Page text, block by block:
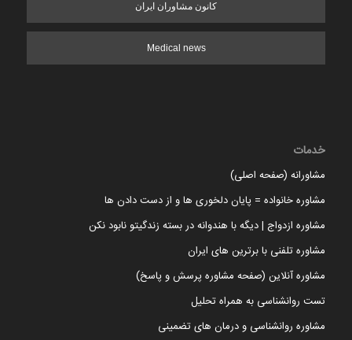
کانون مشاوران ایران
Medical news
خدمات
مشاورانه (صفحه اصلی)
مشاوره خانواده = پایان دلخوری ها و از دست دادن ها
مشاوره ازدواج | دیگه با هندوانه در بسته زندگیتو نابود نکن
مشاوره تلفنی با برترین های ایران
مشاوره آنلاین (صفحه مشاوره پرسش و پاسخ)
تست روانشناسی به همراه تحلیل
مشاوره روانشناسی و درمان های تضمینی